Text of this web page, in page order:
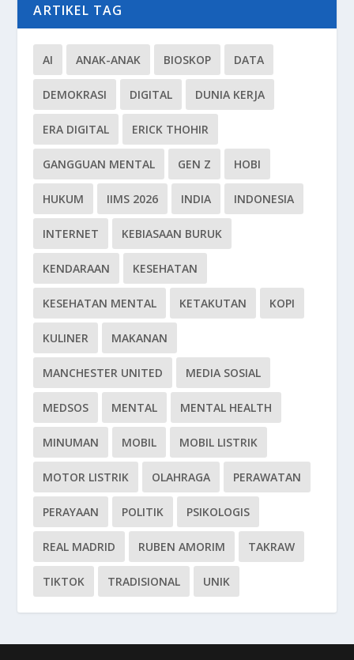
ARTIKEL TAG
AI ANAK-ANAK BIOSKOP DATA
DEMOKRASI DIGITAL DUNIA KERJA
ERA DIGITAL ERICK THOHIR
GANGGUAN MENTAL GEN Z HOBI
HUKUM IIMS 2026 INDIA INDONESIA
INTERNET KEBIASAAN BURUK
KENDARAAN KESEHATAN
KESEHATAN MENTAL KETAKUTAN KOPI
KULINER MAKANAN
MANCHESTER UNITED MEDIA SOSIAL
MEDSOS MENTAL MENTAL HEALTH
MINUMAN MOBIL MOBIL LISTRIK
MOTOR LISTRIK OLAHRAGA PERAWATAN
PERAYAAN POLITIK PSIKOLOGIS
REAL MADRID RUBEN AMORIM TAKRAW
TIKTOK TRADISIONAL UNIK